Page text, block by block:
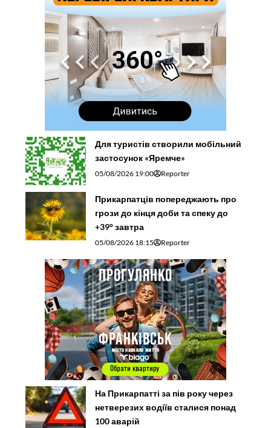
Для туристів створили мобільний
застосунок «Яремче»
05/08/2026 19:00 Reporter
Прикарпатців попереджають про
грози до кінця доби та спеку до
+39° завтра
05/08/2026 18:15 Reporter
На Прикарпатті за пів року через
нетверезих водіїв сталися понад
100 аварій